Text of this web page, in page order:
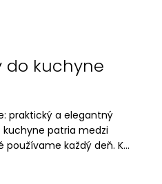
do kuchyne
praktický a elegantný
patria medzi
každý deň. K...